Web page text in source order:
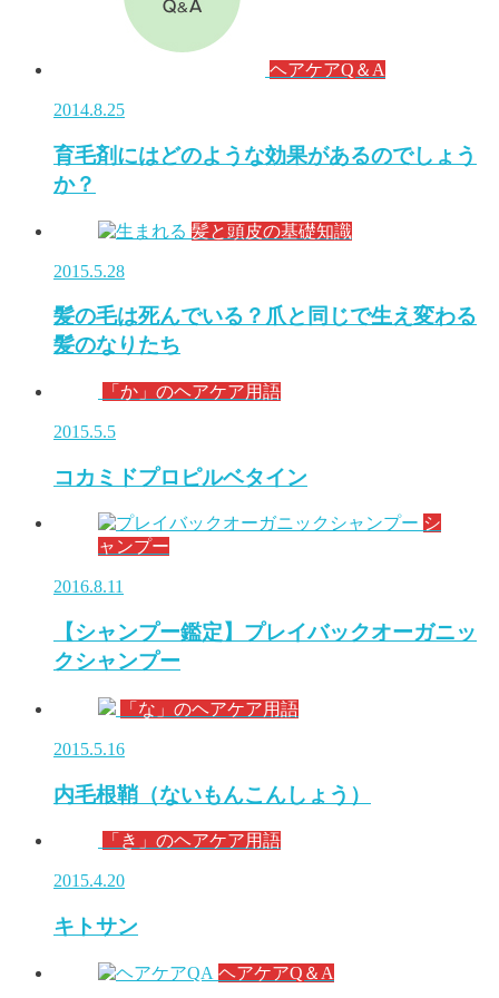
ヘアケアQ＆A
2014.8.25
育毛剤にはどのような効果があるのでしょう
か？
髪と頭皮の基礎知識
2015.5.28
髪の毛は死んでいる？爪と同じで生え変わる
髪のなりたち
「か」のヘアケア用語
2015.5.5
コカミドプロピルベタイン
シ
ャンプー
2016.8.11
【シャンプー鑑定】プレイバックオーガニッ
クシャンプー
「な」のヘアケア用語
2015.5.16
内毛根鞘（ないもんこんしょう）
「き」のヘアケア用語
2015.4.20
キトサン
ヘアケアQ＆A